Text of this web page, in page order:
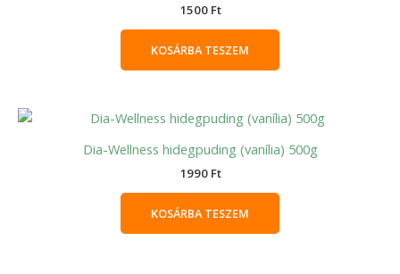
1500 Ft
KOSÁRBA TESZEM
Dia-Wellness hidegpuding (vanília) 500g
1990 Ft
KOSÁRBA TESZEM